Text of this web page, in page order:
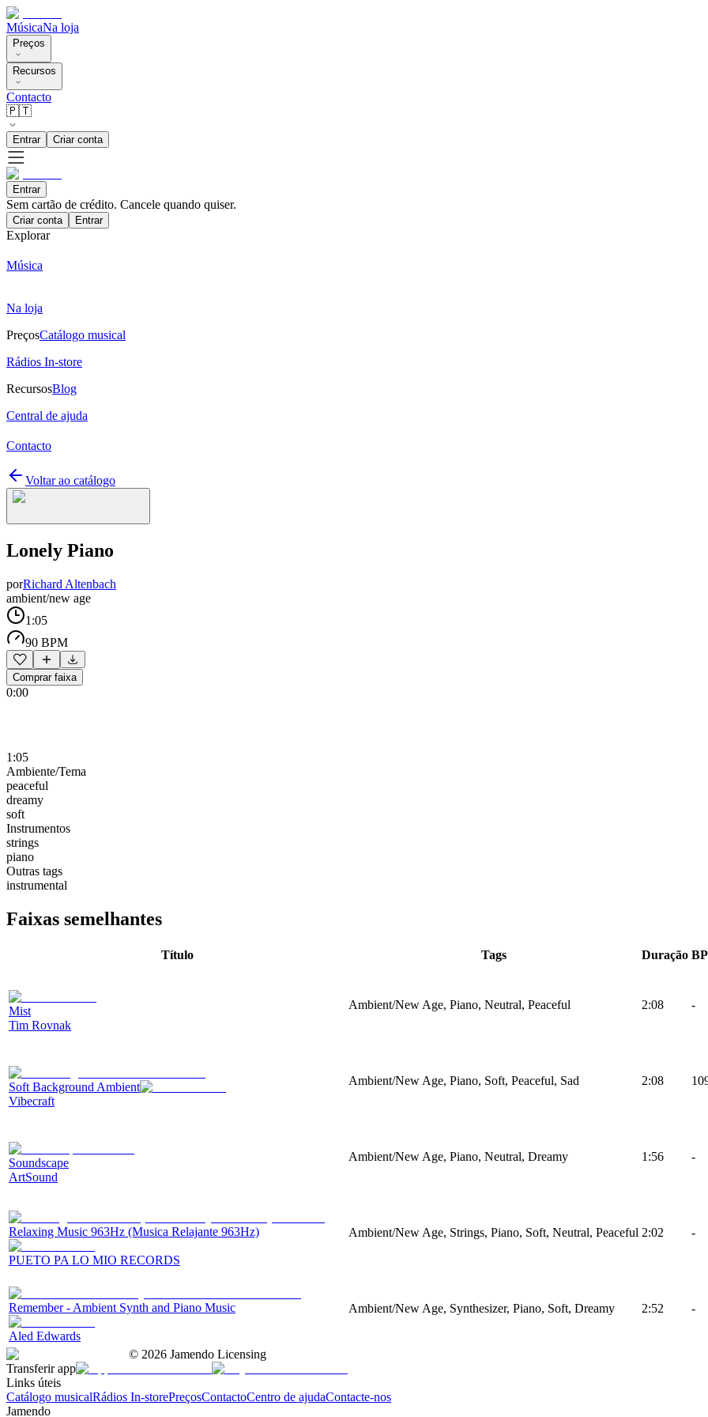
MúsicaNa loja
Preços
Recursos
Contacto
🇵🇹
Entrar Criar conta
Entrar
Sem cartão de crédito. Cancele quando quiser.
Criar conta Entrar
Explorar
Música
Na loja
PreçosCatálogo musical
Rádios In-store
RecursosBlog
Central de ajuda
Contacto
Voltar ao catálogo
Lonely Piano
porRichard Altenbach
ambient/new age
1:05
90 BPM
Comprar faixa
0:00
1:05
Ambiente/Tema
peaceful
dreamy
soft
Instrumentos
strings
piano
Outras tags
instrumental
Faixas semelhantes
Título Tags Duração
Mist
Tim Rovnak
Ambient/New Age, Piano, Neutral, Peaceful 2:08 -
Soft Background Ambient
Vibecraft
Ambient/New Age, Piano, Soft, Peaceful, Sad 2:08
Soundscape
ArtSound
Ambient/New Age, Piano, Neutral, Dreamy 1:56 -
Relaxing Music 963Hz (Musica Relajante 963Hz)
PUETO PA LO MIO RECORDS
Ambient/New Age, Strings, Piano, Soft, Neutral, Peaceful 2:02 -
Remember - Ambient Synth and Piano Music
Aled Edwards
Ambient/New Age, Synthesizer, Piano, Soft, Dreamy 2:52 -
© 2026 Jamendo Licensing
Transferir app
Links úteis
Catálogo musicalRádios In-storePreçosContactoCentro de ajudaContacte-nos
Jamendo